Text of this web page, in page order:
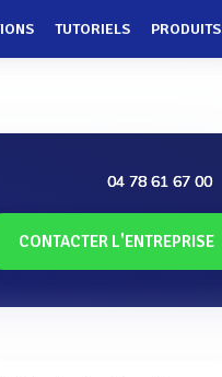
TUTORIELS PRODUITS
04 78 61 67 00
CONTACTER L'ENTREPRISE